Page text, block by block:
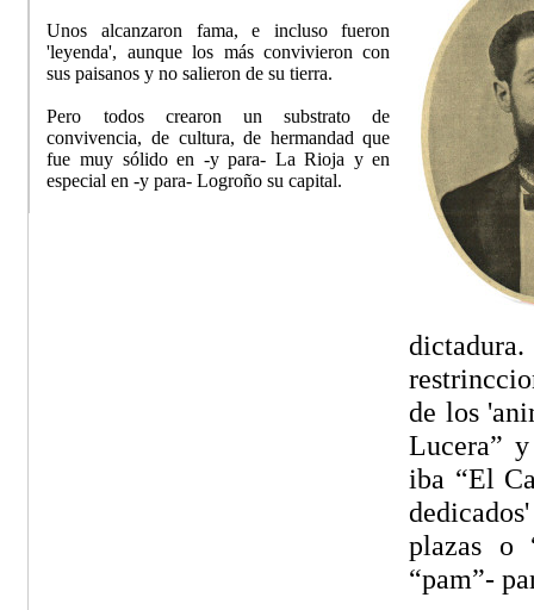
Unos alcanzaron fama, e incluso fueron
'leyenda', aunque los más convivieron con
sus paisanos y no salieron de su tierra.
Pero todos crearon un substrato de
convivencia, de cultura, de hermandad que
fue muy sólido en -y para- La Rioja y en
especial en -y para- Logroño su capital.
de los
Lucera”
iba “El
plazas o
“pam”-